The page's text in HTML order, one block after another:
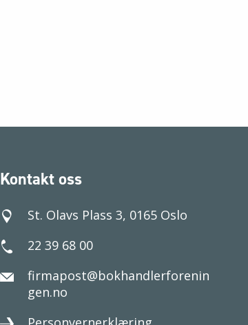
Kontakt oss
St. Olavs Plass 3, 0165 Oslo
22 39 68 00
firmapost@bokhandlerforenin
gen.no